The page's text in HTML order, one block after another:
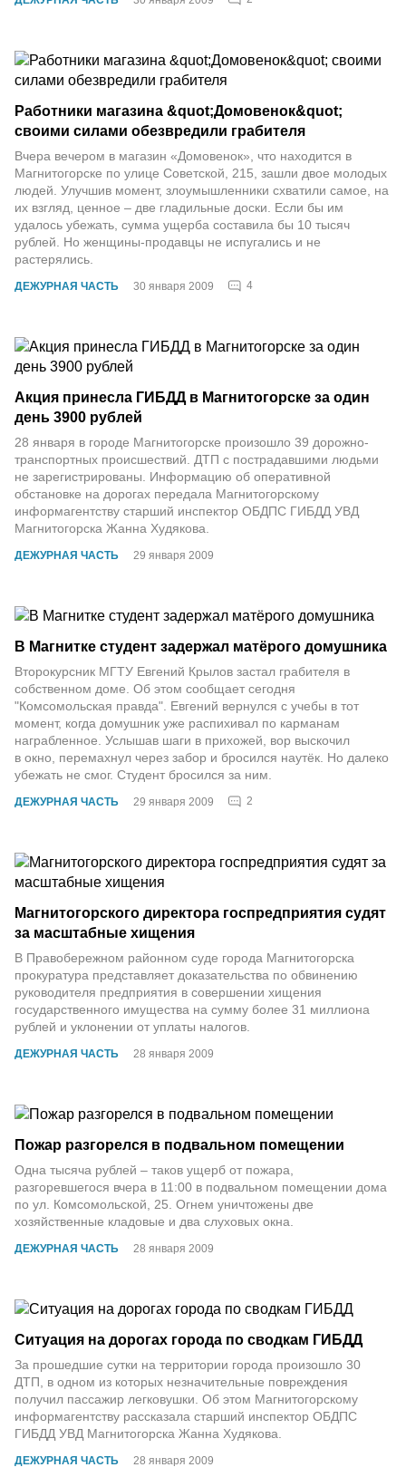
ДЕЖУРНАЯ ЧАСТЬ 30 января 2009 4
Работники магазина &quot;Домовенок&quot;
своими силами обезвредили грабителя
Вчера вечером в магазин «Домовенок», что находится в
Магнитогорске по улице Советской, 215, зашли двое молодых
людей. Улучшив момент, злоумышленники схватили самое, на
их взгляд, ценное – две гладильные доски. Если бы им
удалось убежать, сумма ущерба составила бы 10 тысяч
рублей. Но женщины-продавцы не испугались и не
растерялись.
ДЕЖУРНАЯ ЧАСТЬ 29 января 2009
Акция принесла ГИБДД в Магнитогорске за один
день 3900 рублей
28 января в городе Магнитогорске произошло 39 дорожно-
транспортных происшествий. ДТП с пострадавшими людьми
не зарегистрированы. Информацию об оперативной
обстановке на дорогах передала Магнитогорскому
информагентству старший инспектор ОБДПС ГИБДД УВД
Магнитогорска Жанна Худякова.
ДЕЖУРНАЯ ЧАСТЬ 29 января 2009 2
В Магнитке студент задержал матёрого домушника
Второкурсник МГТУ Евгений Крылов застал грабителя в
собственном доме. Об этом сообщает сегодня
"Комсомольская правда". Евгений вернулся с учебы в тот
момент, когда домушник уже распихивал по карманам
награбленное. Услышав шаги в прихожей, вор выскочил
в окно, перемахнул через забор и бросился наутёк. Но далеко
убежать не смог. Студент бросился за ним.
ДЕЖУРНАЯ ЧАСТЬ 28 января 2009
Магнитогорского директора госпредприятия судят
за масштабные хищения
В Правобережном районном суде города Магнитогорска
прокуратура представляет доказательства по обвинению
руководителя предприятия в совершении хищения
государственного имущества на сумму более 31 миллиона
рублей и уклонении от уплаты налогов.
ДЕЖУРНАЯ ЧАСТЬ 28 января 2009
Пожар разгорелся в подвальном помещении
Одна тысяча рублей – таков ущерб от пожара,
разгоревшегося вчера в 11:00 в подвальном помещении дома
по ул. Комсомольской, 25. Огнем уничтожены две
хозяйственные кладовые и два слуховых окна.
ДЕЖУРНАЯ ЧАСТЬ 28 января 2009
Ситуация на дорогах города по сводкам ГИБДД
За прошедшие сутки на территории города произошло 30
ДТП, в одном из которых незначительные повреждения
получил пассажир легковушки. Об этом Магнитогорскому
информагентству рассказала старший инспектор ОБДПС
ГИБДД УВД Магнитогорска Жанна Худякова.